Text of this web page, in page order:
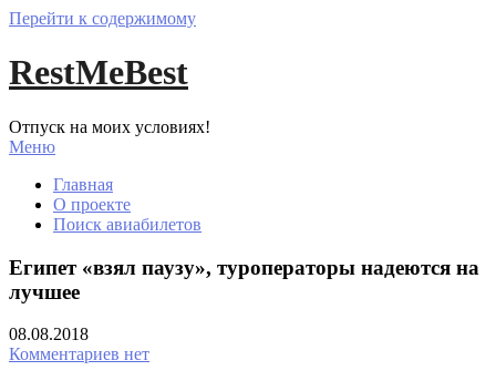
Перейти к содержимому
RestMeBest
Отпуск на моих условиях!
Меню
Главная
О проекте
Поиск авиабилетов
Египет «взял паузу», туроператоры надеются на
лучшее
08.08.2018
Комментариев нет